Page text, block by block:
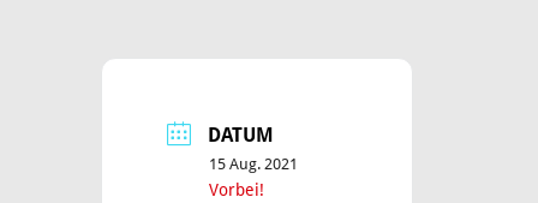
DATUM
15 Aug. 2021
Vorbei!